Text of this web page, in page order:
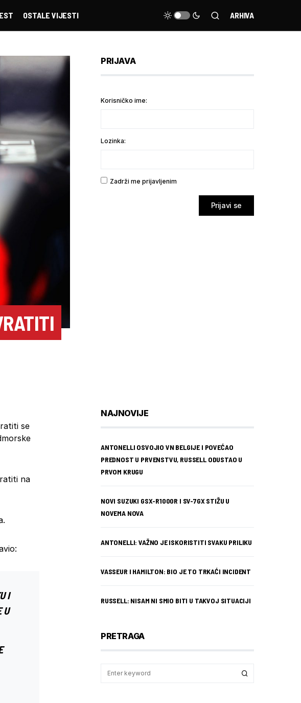
OSTALE VIJESTI ARHIVA
se
na
I
U
PRIJAVA
Korisničko ime:
Lozinka:
Zadrži me prijavljenim
Prijavi se
NAJNOVIJE
ANTONELLI OSVOJIO VN BELGIJE I POVEĆAO
PREDNOST U PRVENSTVU, RUSSELL ODUSTAO U
PRVOM KRUGU
NOVI SUZUKI GSX-R1000R I SV-7GX STIŽU U
NOVEMA NOVA
ANTONELLI: VAŽNO JE ISKORISTITI SVAKU PRILIKU
VASSEUR I HAMILTON: BIO JE TO TRKAĆI INCIDENT
RUSSELL: NISAM NI SMIO BITI U TAKVOJ SITUACIJI
PRETRAGA